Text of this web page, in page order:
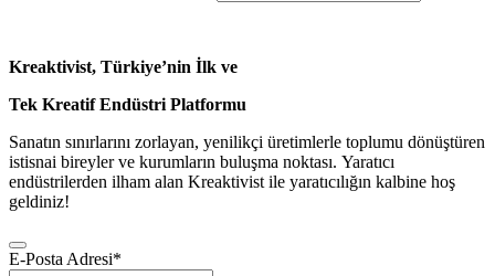
Kreaktivist, Türkiye’nin İlk ve
Tek Kreatif Endüstri Platformu
Sanatın sınırlarını zorlayan, yenilikçi üretimlerle toplumu dönüştüren
istisnai bireyler ve kurumların buluşma noktası. Yaratıcı
endüstrilerden ilham alan Kreaktivist ile yaratıcılığın kalbine hoş
geldiniz!
E-Posta Adresi*